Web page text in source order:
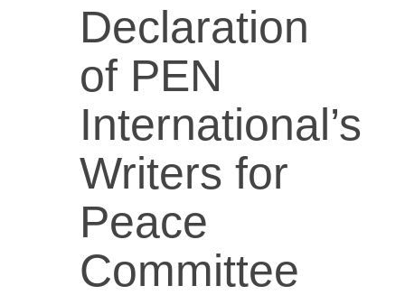
Declaration
of PEN
International’s
Writers for
Peace
Committee